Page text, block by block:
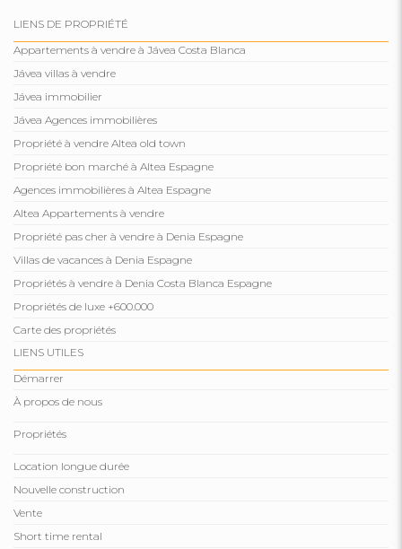
LIENS DE PROPRIÉTÉ
Appartements à vendre à Jávea Costa Blanca
Jávea villas à vendre
Jávea immobilier
Jávea Agences immobilières
Propriété à vendre Altea old town
Propriété bon marché à Altea Espagne
Agences immobilières à Altea Espagne
Altea Appartements à vendre
Propriété pas cher à vendre à Denia Espagne
Villas de vacances à Denia Espagne
Propriétés à vendre à Denia Costa Blanca Espagne
Propriétés de luxe +600.000
Carte des propriétés
LIENS UTILES
Démarrer
À propos de nous
Propriétés
Location longue durée
Nouvelle construction
Vente
Short time rental